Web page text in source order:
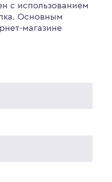
с использованием
Основным
магазине